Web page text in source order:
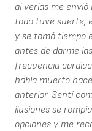
al verlas me
todo tuve suerte,
y se tomó tiempo
antes de darme
frecuencia
había muerto
anterior. Sentí
ilusiones se
opciones y me